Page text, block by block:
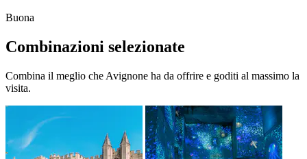
Buona
Combinazioni selezionate
Combina il meglio che Avignone ha da offrire e goditi al massimo la
visita.